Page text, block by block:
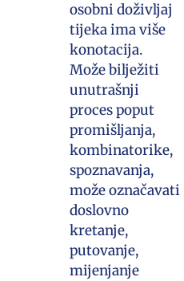
osobni doživljaj
tijeka ima više
konotacija.
Može bilježiti
unutrašnji
proces poput
promišljanja,
kombinatorike,
spoznavanja,
može označavati
doslovno
kretanje,
putovanje,
mijenjanje